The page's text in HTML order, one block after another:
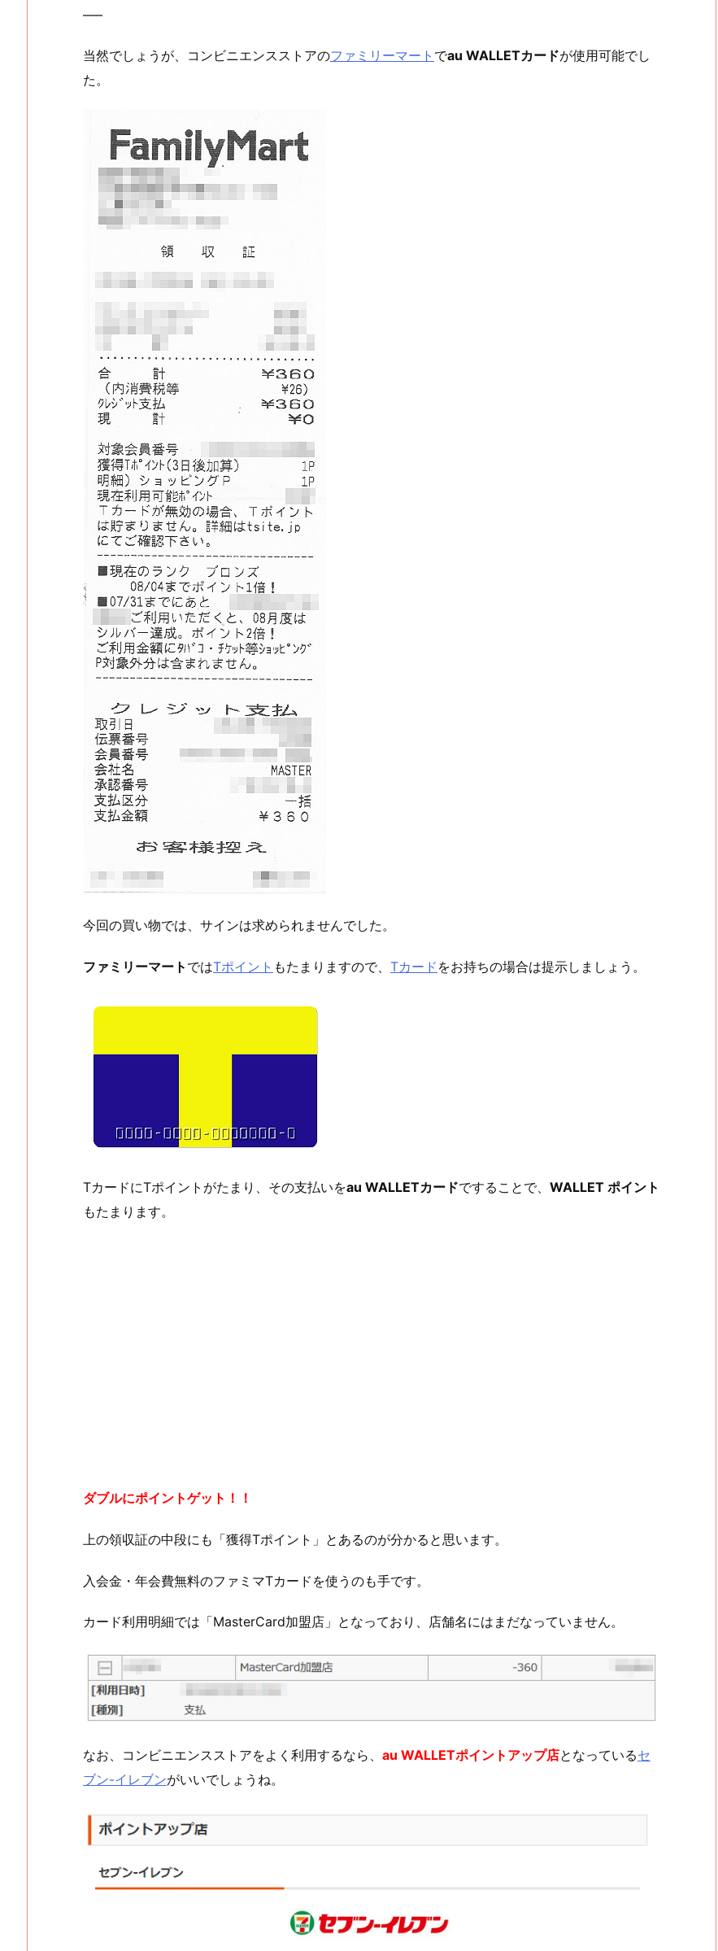
—–
当然でしょうが、コンビニエンスストアのファミリーマート でau WALLETカードが使用可能でし
た。
今回の買い物では、サインは求められませんでした。
ファミリーマート ではTポイント もたまりますので、 Tカード をお持ちの場合は提示しましょう。
TカードにTポイントがたまり、その支払いをau WALLETカードですることで、 WALLET ポイント
もたまります。
ダブルにポイントゲット！！
上の領収証の中段にも「獲得Tポイント」とあるのが分かると思います。
入会金・年会費無料のファミマTカードを使うのも手です。
カード利用明細では「MasterCard加盟店」となっており、店舗名にはまだなっていません。
なお、コンビニエンスストアをよく利用するなら、 au WALLETポイントアップ店となっているセ
ブン-イレブンがいいでしょうね。